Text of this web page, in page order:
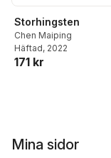
Storhingsten
Chen Maiping
Häftad, 2022
171 kr
Mina sidor